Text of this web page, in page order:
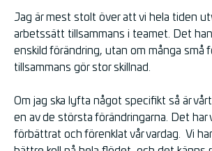
Jag är mest stolt över att vi hela tiden
arbetssätt tillsammans i teamet. Det
enskild förändring, utan om många små
tillsammans gör stor skillnad.
Om jag ska lyfta något specifikt så är
en av de största förändringarna. Det har
förbättrat och förenklat vår vardag. Vi